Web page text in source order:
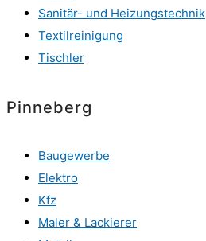
Sanitär- und Heizungstechnik
Textilreinigung
Tischler
Pinneberg
Baugewerbe
Elektro
Kfz
Maler & Lackierer